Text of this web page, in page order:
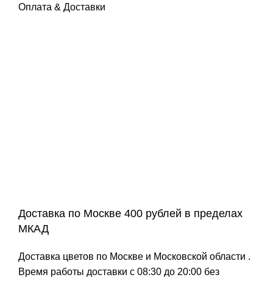
Оплата & Доставки
Доставка по Москве 400 рублей в пределах
МКАД​
Доставка цветов по Москве и Московской области .
Время работы доставки с 08:30 до 20:00 без